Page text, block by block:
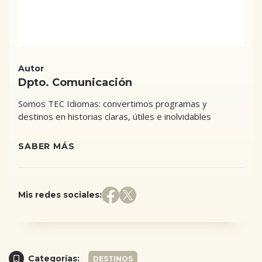
Autor
Dpto. Comunicación
Somos TEC Idiomas: convertimos programas y
destinos en historias claras, útiles e inolvidables
SABER MÁS
Mis redes sociales:
Categorías: DESTINOS